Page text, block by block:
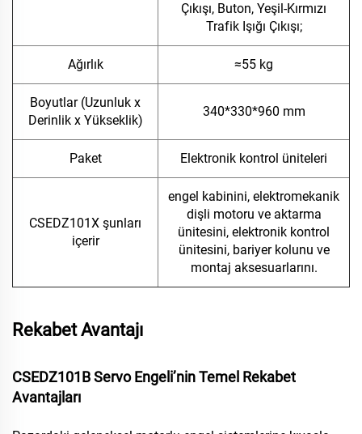
Çıkışı, Buton, Yeşil-Kırmızı
Trafik Işığı Çıkışı;
Ağırlık ≈55 kg
Boyutlar (Uzunluk x
Derinlik x Yükseklik)
340*330*960 mm
Paket Elektronik kontrol üniteleri
CSEDZ101X şunları
içerir
engel kabinini, elektromekanik
dişli motoru ve aktarma
ünitesini, elektronik kontrol
ünitesini, bariyer kolunu ve
montaj aksesuarlarını.
Rekabet Avantajı
CSEDZ101B Servo Engeli’nin Temel Rekabet
Avantajları